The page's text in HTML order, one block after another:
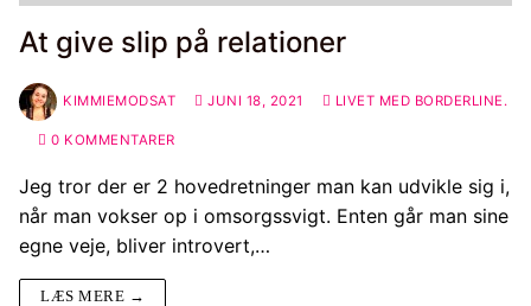
At give slip på relationer
KIMMIEMODSAT JUNI 18, 2021 LIVET MED BORDERLINE.
0 KOMMENTARER
Jeg tror der er 2 hovedretninger man kan udvikle sig i,
når man vokser op i omsorgssvigt. Enten går man sine
egne veje, bliver introvert,…
LÆS MERE →